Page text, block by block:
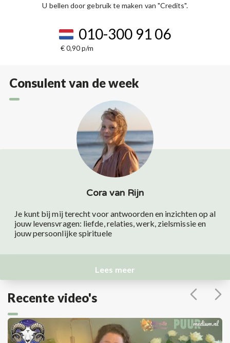
U bellen door gebruik te maken van "Credits".
010-300 91 06
€ 0,90 p/m
Consulent van de week
Cora van Rijn
Je kunt bij mij terecht voor antwoorden en inzichten op al
jouw levensvragen: liefde, relaties, werk, zielsmissie en
jouw persoonlijke spirituele
Lees meer
Recente video's